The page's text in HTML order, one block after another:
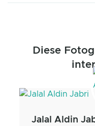
Diese
Jalal Aldin